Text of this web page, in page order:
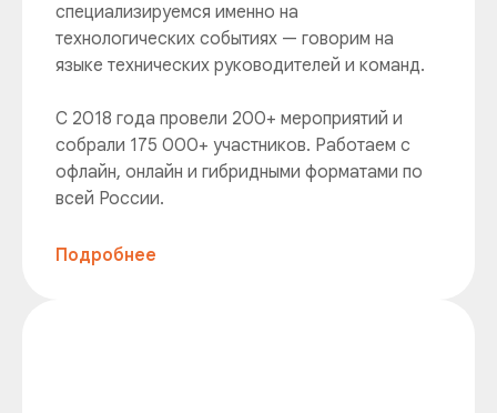
специализируемся именно на
технологических событиях — говорим на
языке технических руководителей и команд.
С 2018 года провели 200+ мероприятий и
собрали 175 000+ участников. Работаем с
офлайн, онлайн и гибридными форматами по
всей России.
Подробнее